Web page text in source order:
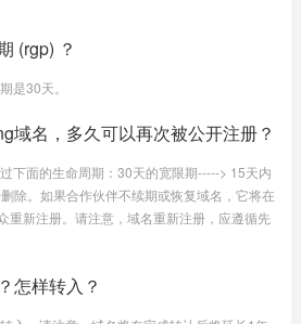
(rgp) ？
是30天。
域名，多久可以再次被公开注册？
下面的生命周期：30天的宽限期-----> 15天内
除。如果合作伙伴不续期或恢复域名，它将在
重新注册。请注意，域名重新注册，应遵循先
怎样转入？